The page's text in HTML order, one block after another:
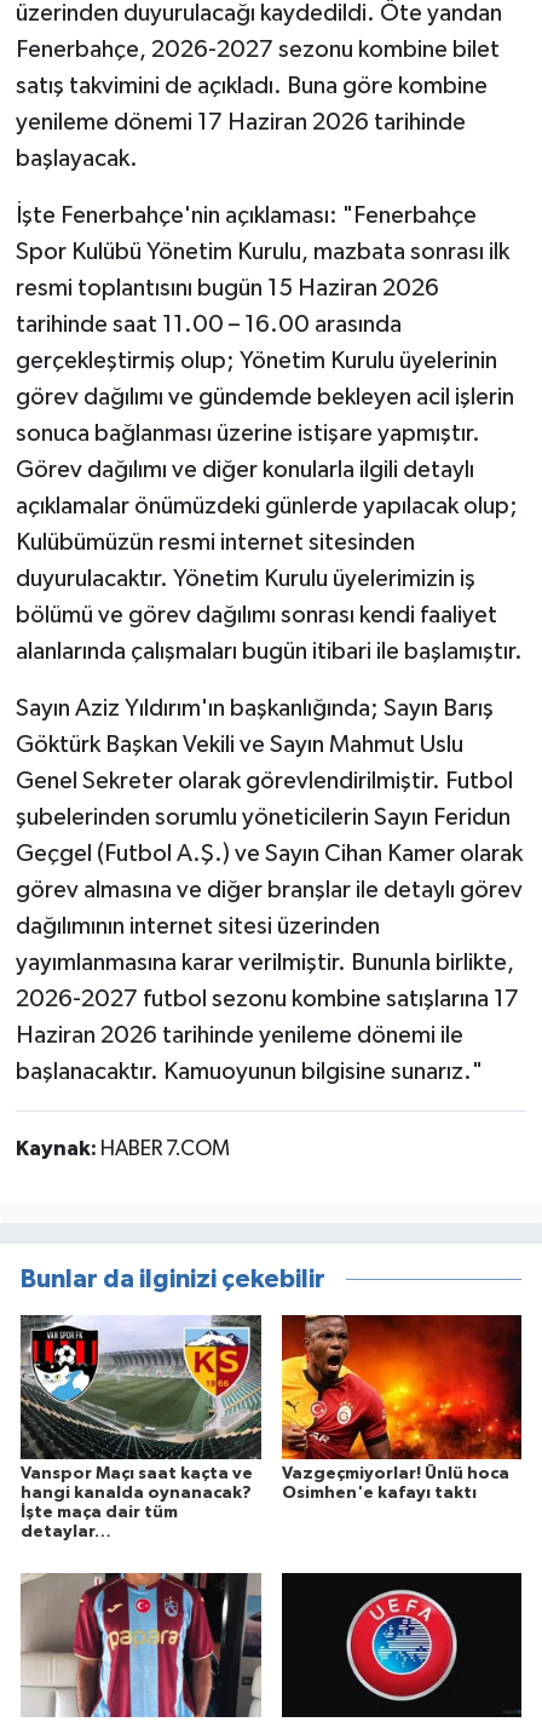
üzerinden duyurulacağı kaydedildi. Öte yandan
Fenerbahçe, 2026-2027 sezonu kombine bilet
satış takvimini de açıkladı. Buna göre kombine
yenileme dönemi 17 Haziran 2026 tarihinde
başlayacak.
İşte Fenerbahçe'nin açıklaması: "Fenerbahçe
Spor Kulübü Yönetim Kurulu, mazbata sonrası ilk
resmi toplantısını bugün 15 Haziran 2026
tarihinde saat 11.00 – 16.00 arasında
gerçekleştirmiş olup; Yönetim Kurulu üyelerinin
görev dağılımı ve gündemde bekleyen acil işlerin
sonuca bağlanması üzerine istişare yapmıştır.
Görev dağılımı ve diğer konularla ilgili detaylı
açıklamalar önümüzdeki günlerde yapılacak olup;
Kulübümüzün resmi internet sitesinden
duyurulacaktır. Yönetim Kurulu üyelerimizin iş
bölümü ve görev dağılımı sonrası kendi faaliyet
alanlarında çalışmaları bugün itibari ile başlamıştır.
Sayın Aziz Yıldırım'ın başkanlığında; Sayın Barış
Göktürk Başkan Vekili ve Sayın Mahmut Uslu
Genel Sekreter olarak görevlendirilmiştir. Futbol
şubelerinden sorumlu yöneticilerin Sayın Feridun
Geçgel (Futbol A.Ş.) ve Sayın Cihan Kamer olarak
görev almasına ve diğer branşlar ile detaylı görev
dağılımının internet sitesi üzerinden
yayımlanmasına karar verilmiştir. Bununla birlikte,
2026-2027 futbol sezonu kombine satışlarına 17
Haziran 2026 tarihinde yenileme dönemi ile
başlanacaktır. Kamuoyunun bilgisine sunarız."
Kaynak: HABER 7.COM
Bunlar da ilginizi çekebilir
Vanspor Maçı saat kaçta ve
hangi kanalda oynanacak?
İşte maça dair tüm
detaylar…
Vazgeçmiyorlar! Ünlü hoca
Osimhen'e kafayı taktı